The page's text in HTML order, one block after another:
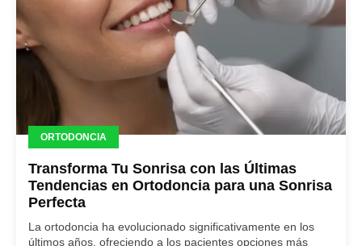
ORTODONCIA
Transforma Tu Sonrisa con las Últimas
Tendencias en Ortodoncia para una Sonrisa
Perfecta
La ortodoncia ha evolucionado significativamente en los
últimos años, ofreciendo a los pacientes opciones más